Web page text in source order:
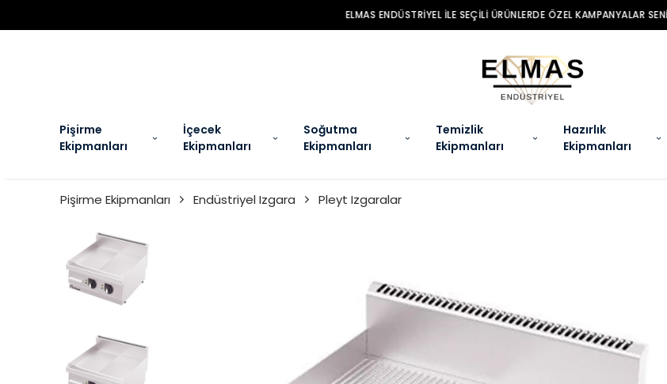
ELMAS ENDÜSTRIYEL ILE SEÇILI ÜRÜNLERDE ÖZEL KAMPANYALAR
Pişirme
Ekipmanları
İçecek
Ekipmanları
Soğutma
Ekipmanları
Temizlik
Ekipmanları
Hazırlık
Ekipmanları
Pişirme Ekipmanları Endüstriyel Izgara Pleyt Izgaralar